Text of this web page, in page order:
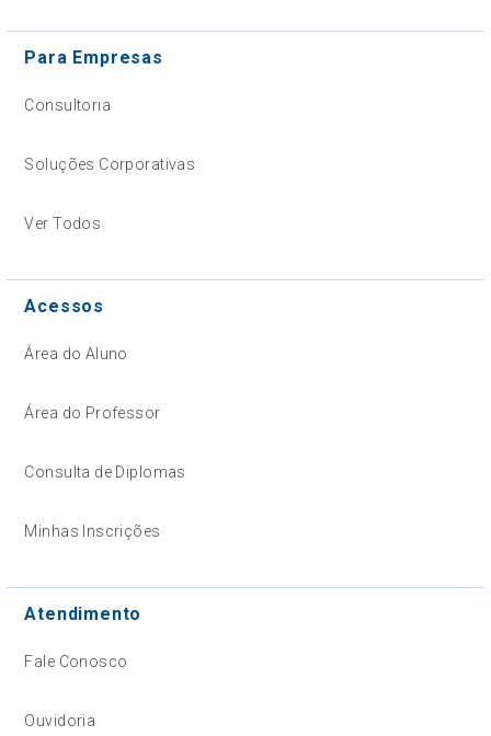
Para Empresas
Consultoria
Soluções Corporativas
Ver Todos
Acessos
Área do Aluno
Área do Professor
Consulta de Diplomas
Minhas Inscrições
Atendimento
Fale Conosco
Ouvidoria